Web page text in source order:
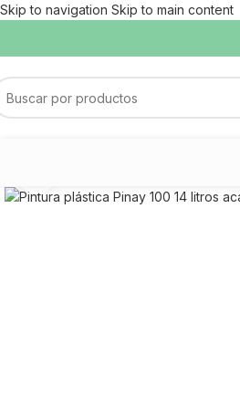
Skip to navigation Skip to main content